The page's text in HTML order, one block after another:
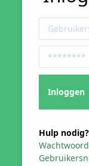
Hulp nodig?